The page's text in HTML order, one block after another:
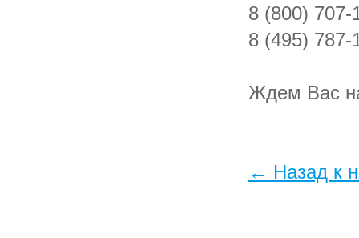
8 (800) 707-
8 (495) 787-
Ждем Вас
← Назад к